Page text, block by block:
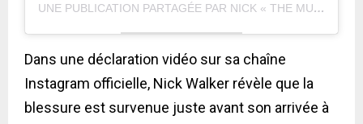
UNE PUBLICATION PARTAGÉE PAR NICK « THE MUTANT » WALKER (@NICK_WALKER39)
Dans une déclaration vidéo sur sa chaîne
Instagram officielle, Nick Walker révèle que la
blessure est survenue juste avant son arrivée à